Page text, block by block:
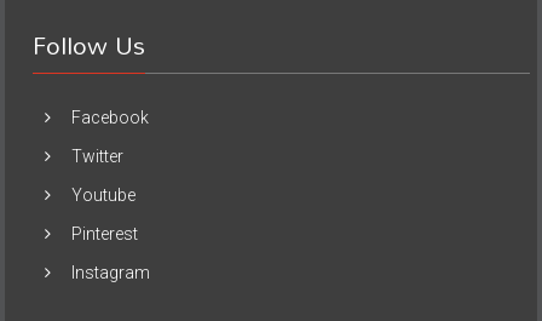
Follow Us
Facebook
Twitter
Youtube
Pinterest
Instagram